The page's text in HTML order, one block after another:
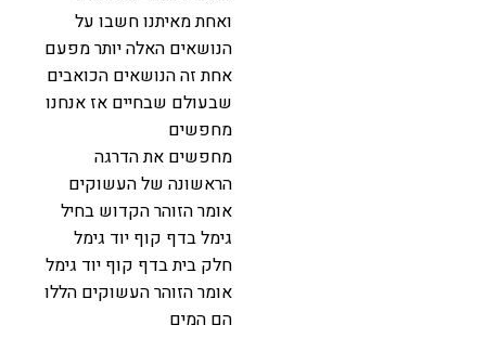
ואחת מאיתנו חשבו על
הנושאים האלה יותר מפעם
אחת זה הנושאים הכואבים
שבעולם שבחיים אז אנחנו
מחפשים
מחפשים את הדרגה
הראשונה של העשוקים
אומר הזוהר הקדוש בחיל
גימל בדף קוף יוד גימל
חלק בית בדף קוף יוד גימל
אומר הזוהר העשוקים הללו
הם המים